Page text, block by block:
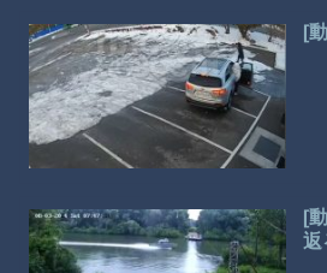
[
[
返